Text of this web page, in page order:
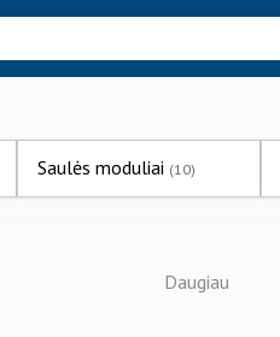
Saulės moduliai (10)
Daugiau